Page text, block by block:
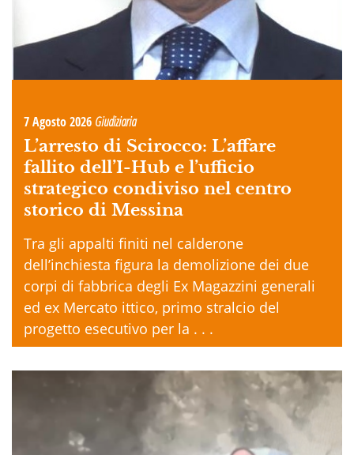
7 Agosto 2026 Giudiziaria
L’arresto di Scirocco: L’affare
fallito dell’I-Hub e l’ufficio
strategico condiviso nel centro
storico di Messina
Tra gli appalti finiti nel calderone
dell’inchiesta figura la demolizione dei due
corpi di fabbrica degli Ex Magazzini generali
ed ex Mercato ittico, primo stralcio del
progetto esecutivo per la . . .